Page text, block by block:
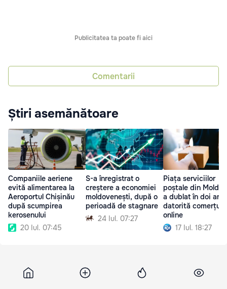
Publicitatea ta poate fi aici
Comentarii
Știri asemănătoare
Companiile aeriene
evită alimentarea la
Aeroportul Chișinău
după scumpirea
kerosenului
20 Iul. 07:45
S-a înregistrat o
creștere a economiei
moldovenești, după o
perioadă de stagnare
24 Iul. 07:27
Piața serviciilor
poștale din
a dublat în doi ani,
datorită
online
17 Iul. 18:27
Nordnews 15 iunie 2026, 19:20 5 716